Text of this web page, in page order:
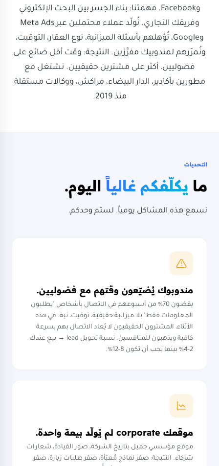
وFacebook. مهمتنا: بناء الجسر بين البحث الإلكتروني
وفريقك التجاري. نُولّد عملاء محتملين عبر Meta Ads
وGoogle، نُؤهلهم بأسئلة الميزانية، نوع العقار، التوقيت،
ونُمرّرهم لمندوبيك مفرَّزين. النتيجة: وقت أقل ضائع على
فضوليين، أكثر على مشترين حقيقيين. نشتغل مع
مطورين بأكادير، الدار البيضاء، مراكش، ووكالات مستقلة
منذ 2019.
التحديات
ما يكلّفكم غالياًاليوم.
نسمع هذه المشاكل يومياً. لستم وحدكم.
مندوبوك يُضيّعون وقتهم مع فضوليين.
يقضون 70% من أسبوعهم في الاتصال بأشخاص "يطلبون
المعلومات فقط" بلا ميزانية حقيقية، توقيت، نية. في هذه
الأثناء، المشترون الحقيقيون لا يُعاد الاتصال بهم بسرعة
كافية ويذهبون للمنافسين. نسبة تحويل lead → بيع عندك
2-4% بينما يجب أن تكون 8-12%.
موقعك corporate لم يُولّد بيعة واحدة.
موقع مؤسسي جميل بتاريخ الشركة، صور القيادة، شعارات
شركاء. النتيجة: صفر نماذج مُعبّأة، صفر طلبات زيارة، صفر